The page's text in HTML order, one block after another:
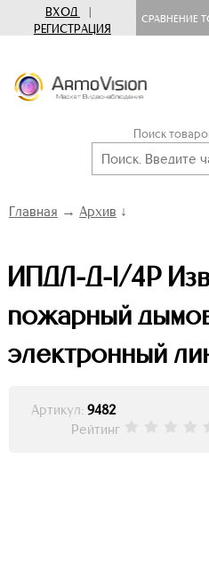
ВХОД
|
РЕГИСТРАЦИЯ
СРАВНЕНИЕ
Поиск
Главная → Архив ↓
ИПДЛ-Д-I/4Р
пожарный
электронный
Артикул: 9482
Рейтинг